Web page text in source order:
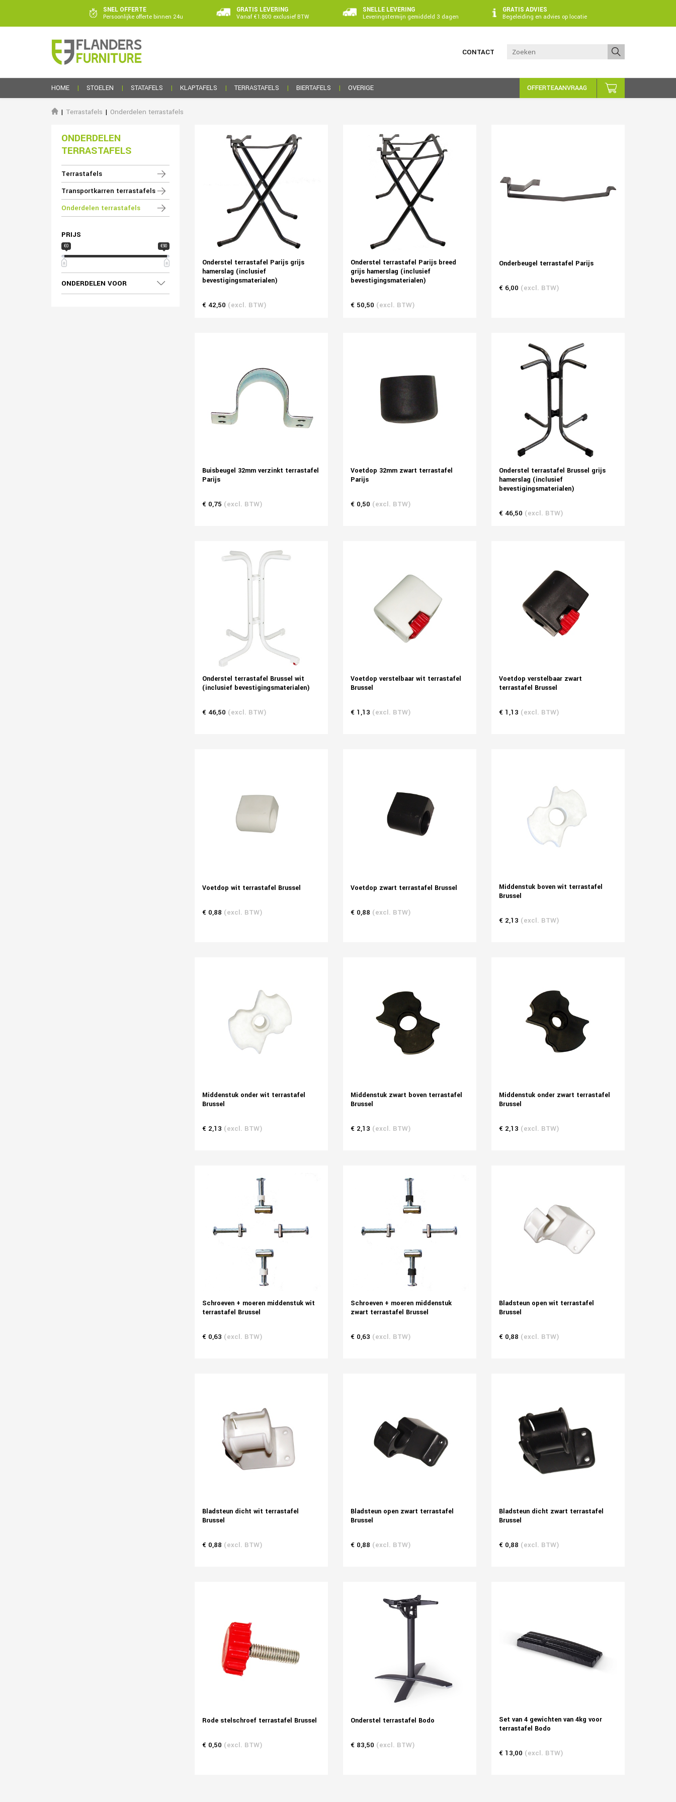
SNEL OFFERTE
Persoonlijke offerte binnen 24u
GRATIS LEVERING
Vanaf €1.800 exclusief BTW
SNELLE LEVERING
Leveringstermijn gemiddeld 3 dagen
GRATIS ADVIES
Begeleiding en advies op locatie
CONTACT
HOME STOELEN STATAFELS KLAPTAFELS TERRASTAFELS BIERTAFELS OVERIGE OFFERTEAANVRAAG
Terrastafels Onderdelen terrastafels
ONDERDELEN
TERRASTAFELS
Terrastafels
Transportkarren terrastafels
Onderdelen terrastafels
PRIJS
€0 €90
ONDERDELEN VOOR
Onderstel terrastafel Parijs grijs
hamerslag (inclusief
bevestigingsmaterialen)
€ 42,50 (excl. BTW)
Onderstel terrastafel Parijs breed
grijs hamerslag (inclusief
bevestigingsmaterialen)
€ 50,50 (excl. BTW)
Onderbeugel terrastafel Parijs
€ 6,00 (excl. BTW)
Buisbeugel 32mm verzinkt terrastafel
Parijs
€ 0,75 (excl. BTW)
Voetdop 32mm zwart terrastafel
Parijs
€ 0,50 (excl. BTW)
Onderstel terrastafel Brussel grijs
hamerslag (inclusief
bevestigingsmaterialen)
€ 46,50 (excl. BTW)
Onderstel terrastafel Brussel wit
(inclusief bevestigingsmaterialen)
€ 46,50 (excl. BTW)
Voetdop verstelbaar wit terrastafel
Brussel
€ 1,13 (excl. BTW)
Voetdop verstelbaar zwart
terrastafel Brussel
€ 1,13 (excl. BTW)
Voetdop wit terrastafel Brussel
€ 0,88 (excl. BTW)
Voetdop zwart terrastafel Brussel
€ 0,88 (excl. BTW)
Middenstuk boven wit terrastafel
Brussel
€ 2,13 (excl. BTW)
Middenstuk onder wit terrastafel
Brussel
€ 2,13 (excl. BTW)
Middenstuk zwart boven terrastafel
Brussel
€ 2,13 (excl. BTW)
Middenstuk onder zwart terrastafel
Brussel
€ 2,13 (excl. BTW)
Schroeven + moeren middenstuk wit
terrastafel Brussel
€ 0,63 (excl. BTW)
Schroeven + moeren middenstuk
zwart terrastafel Brussel
€ 0,63 (excl. BTW)
Bladsteun open wit terrastafel
Brussel
€ 0,88 (excl. BTW)
Bladsteun dicht wit terrastafel
Brussel
€ 0,88 (excl. BTW)
Bladsteun open zwart terrastafel
Brussel
€ 0,88 (excl. BTW)
Bladsteun dicht zwart terrastafel
Brussel
€ 0,88 (excl. BTW)
Rode stelschroef terrastafel Brussel
€ 0,50 (excl. BTW)
Onderstel terrastafel Bodo
€ 83,50 (excl. BTW)
Set van 4 gewichten van 4kg voor
terrastafel Bodo
€ 13,00 (excl. BTW)